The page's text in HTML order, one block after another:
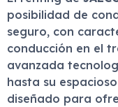
posibilidad de
seguro, con
conducción en el
avanzada
hasta su
diseñado para